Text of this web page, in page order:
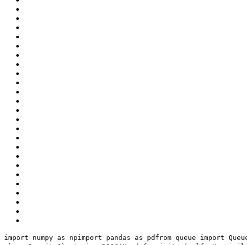
import numpy as npimport pandas as pd from queue import